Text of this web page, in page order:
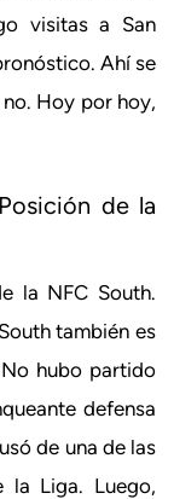
visitas a San
Ahí se
Hoy por hoy,
de la
la NFC South.
también es
hubo partido
defensa
de una de las
la Liga. Luego,